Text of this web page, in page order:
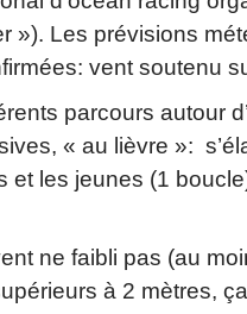
»). Les prévisions
vent soutenu
parcours autour
« au lièvre »:
et les jeunes (1
ne faibli pas (au
à 2 mètres,